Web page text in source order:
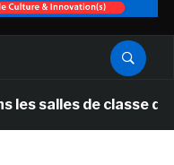
de classe des écoles